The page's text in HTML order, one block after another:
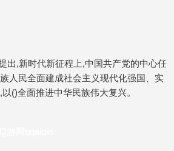
出,新时代新征程上,中国共产党的中心任
人民全面建成社会主义现代化强国、实
()全面推进中华民族伟大复兴。